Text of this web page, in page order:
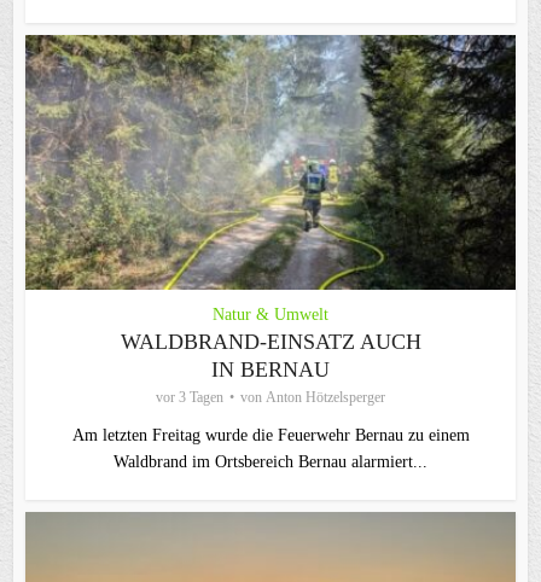
Natur & Umwelt
WALDBRAND-EINSATZ AUCH
IN BERNAU
vor 3 Tagen von Anton Hötzelsperger
Am letzten Freitag wurde die Feuerwehr Bernau zu einem
Waldbrand im Ortsbereich Bernau alarmiert...